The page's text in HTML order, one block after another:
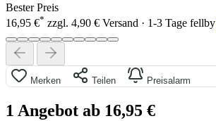
Bester Preis
16,95 €* zzgl. 4,90 € Versand · 1-3 Tage fellby
Merken Teilen Preisalarm
1 Angebot ab 16,95 €